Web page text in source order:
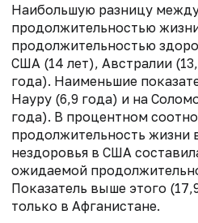
Наибольшую разницу
продолжительностью
продолжительностью
США (14 лет), Австралии
года). Наименьшие
Науру (6,9 года) и на
года). В процентном
продолжительность жизни
нездоровья в США
ожидаемой
Показатель выше этого
только в Афганистане.